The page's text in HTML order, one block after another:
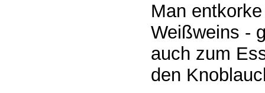
Man
Weißweins -
auch zum
den